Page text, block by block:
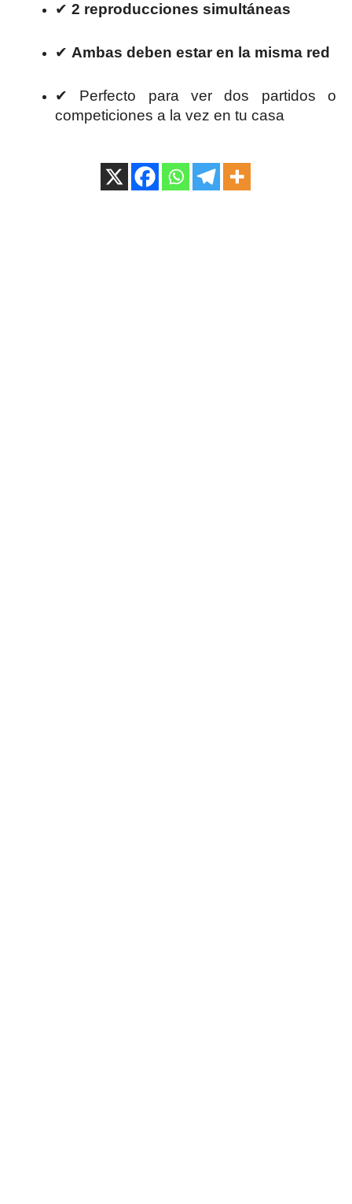
✔ 2 reproducciones simultáneas
✔ Ambas deben estar en la misma red
✔ Perfecto para ver dos partidos o
competiciones a la vez en tu casa